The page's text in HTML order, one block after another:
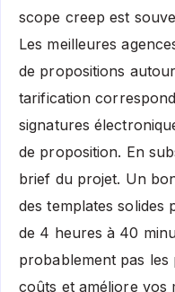
scope creep est
Les meilleures
de propositions
tarification
signatures
de proposition. En
brief du projet. Un
des templates
de 4 heures à 40
probablement pas
coûts et améliore vos